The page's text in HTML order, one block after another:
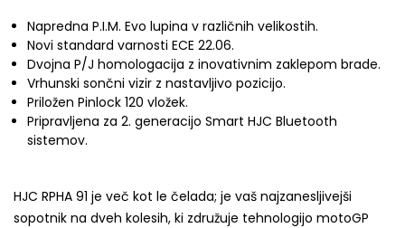
Napredna P.I.M. Evo lupina v različnih velikostih.
Novi standard varnosti ECE 22.06.
Dvojna P/J homologacija z inovativnim zaklepom brade.
Vrhunski sončni vizir z nastavljivo pozicijo.
Priložen Pinlock 120 vložek.
Pripravljena za 2. generacijo Smart HJC Bluetooth
sistemov.
HJC RPHA 91 je več kot le čelada; je vaš najzanesljivejši
sopotnik na dveh kolesih, ki združuje tehnologijo motoGP